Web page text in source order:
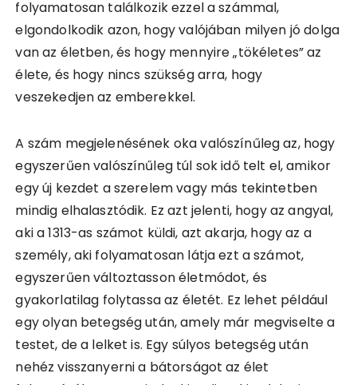
folyamatosan találkozik ezzel a számmal,
elgondolkodik azon, hogy valójában milyen jó dolga
van az életben, és hogy mennyire „tökéletes” az
élete, és hogy nincs szükség arra, hogy
veszekedjen az emberekkel.
A szám megjelenésének oka valószínűleg az, hogy
egyszerűen valószínűleg túl sok idő telt el, amikor
egy új kezdet a szerelem vagy más tekintetben
mindig elhalasztódik. Ez azt jelenti, hogy az angyal,
aki a 1313-as számot küldi, azt akarja, hogy az a
személy, aki folyamatosan látja ezt a számot,
egyszerűen változtasson életmódot, és
gyakorlatilag folytassa az életét. Ez lehet például
egy olyan betegség után, amely már megviselte a
testet, de a lelket is. Egy súlyos betegség után
nehéz visszanyerni a bátorságot az élet